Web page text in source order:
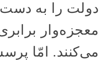
دولت را به
معجزه‌وار
می‌کنند. امّا